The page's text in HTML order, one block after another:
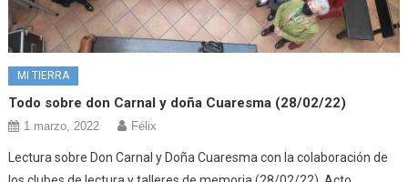
MI TIERRA
Todo sobre don Carnal y doña Cuaresma (28/02/22)
1 marzo, 2022 Félix
Lectura sobre Don Carnal y Doña Cuaresma con la colaboración de